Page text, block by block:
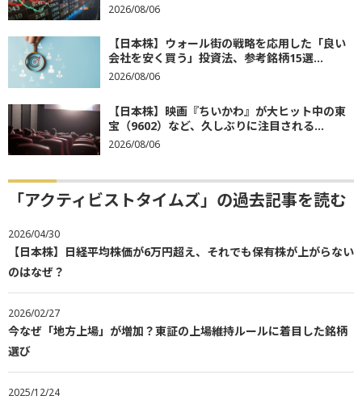
2026/08/06
【日本株】ウォール街の戦略を応用した「良い
会社を安く買う」投資法、参考銘柄15選...
2026/08/06
【日本株】映画『ちいかわ』が大ヒット中の東
宝（9602）など、久しぶりに注目される...
2026/08/06
「アクティビストタイムズ」の過去記事を読む
2026/04/30
【日本株】日経平均株価が6万円超え、それでも保有株が上がらない
のはなぜ？
2026/02/27
今なぜ「地方上場」が増加？東証の上場維持ルールに着目した銘柄
選び
2025/12/24